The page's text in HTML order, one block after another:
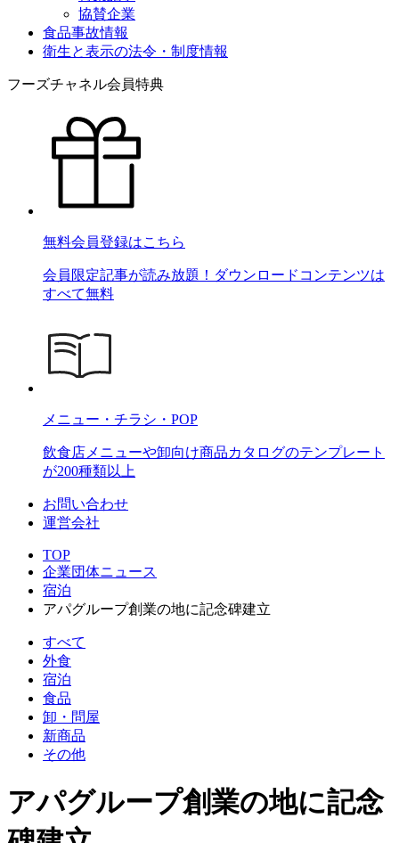
協賛企業
食品事故情報
衛生と表示の法令・制度情報
フーズチャネル会員特典
無料会員登録はこちら
会員限定記事が読み放題！ダウンロードコンテンツは
すべて無料
メニュー・チラシ・POP
飲食店メニューや卸向け商品カタログのテンプレート
が200種類以上
お問い合わせ
運営会社
TOP
企業団体ニュース
宿泊
アパグループ創業の地に記念碑建立
すべて
外食
宿泊
食品
卸・問屋
新商品
その他
アパグループ創業の地に記念